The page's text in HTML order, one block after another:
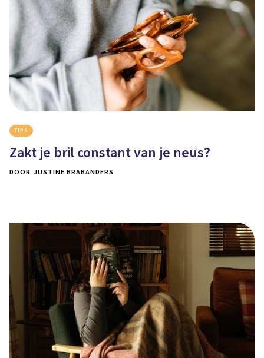
TIPS
Zakt je bril constant van je neus?
DOOR JUSTINE BRABANDERS